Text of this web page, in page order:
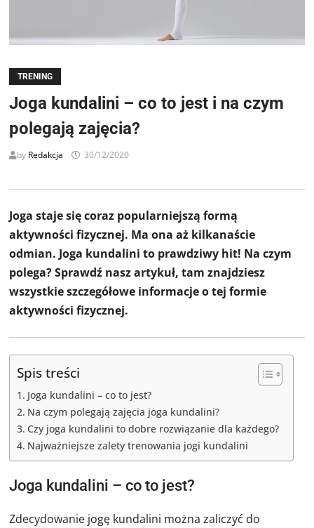
TRENING
Joga kundalini – co to jest i na czym
polegają zajęcia?
by Redakcja 30/12/2020
Joga staje się coraz popularniejszą formą
aktywności fizycznej. Ma ona aż kilkanaście
odmian. Joga kundalini to prawdziwy hit! Na czym
polega? Sprawdź nasz artykuł, tam znajdziesz
wszystkie szczegółowe informacje o tej formie
aktywności fizycznej.
Spis treści
Joga kundalini – co to jest?
Na czym polegają zajęcia joga kundalini?
Czy joga kundalini to dobre rozwiązanie dla każdego?
Najważniejsze zalety trenowania jogi kundalini
Joga kundalini – co to jest?
Zdecydowanie jogę kundalini można zaliczyć do